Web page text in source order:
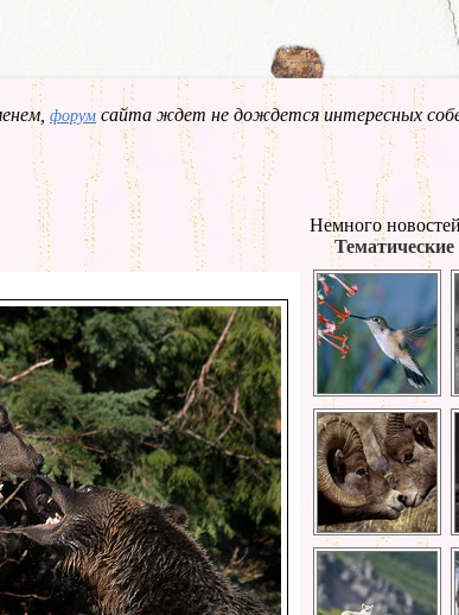
форум сайта ждет не дождется интересных
Немного